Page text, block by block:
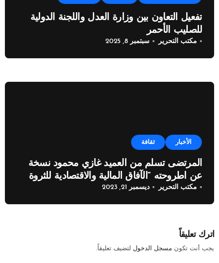
تفعيل التعاون بين وزارة العدل واللجنة الدولية
للصليب الأحمر
مكتب التحرير سبتمبر 8, 2025
الأخبار ثقافة
المرتضى تسلم من العميد غازي محمود نسخة
عن اطروحته “الآفاق المالية والاقتصادية للثروة
النفطية”
مكتب التحرير ديسمبر 21, 2023
اترك تعليقاً
يجب أنت تكون مسجل الدخول لتضيف تعليقاً.